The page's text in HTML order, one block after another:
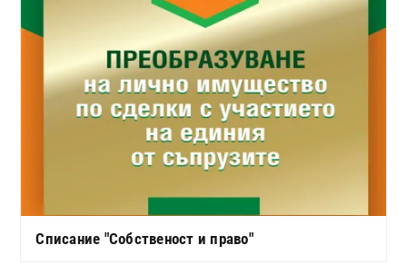
Списание "Собственост и право"